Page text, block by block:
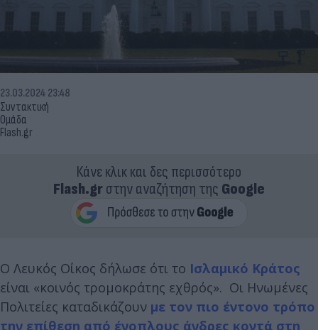
Συντακτική
Ομάδα
Flash.gr
23.03.2024 23:48
Κάνε κλικ και δες περισσότερο
Flash.grστην αναζήτηση της Google
Ο Λευκός Οίκος δήλωσε ότι το Ισλαμικό Κράτος
είναι «κοινός τρομοκράτης εχθρός». Οι Ηνωμένες
Πολιτείες καταδικάζουν με τον πιο έντονο τρόπο
την επίθεση από ένοπλους άνδρες κοντά στη